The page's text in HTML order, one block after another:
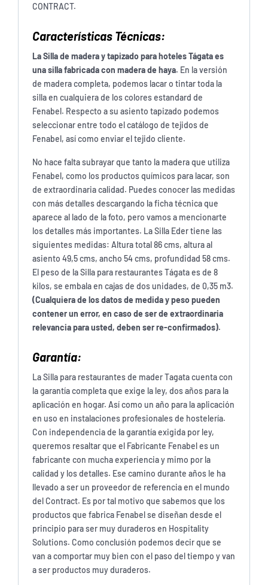
CONTRACT.
Características Técnicas:
La Silla de madera y tapizado para hoteles Tágata es
una silla fabricada con madera de haya. En la versión
de madera completa, podemos lacar o tintar toda la
silla en cualquiera de los colores estandard de
Fenabel. Respecto a su asiento tapizado podemos
seleccionar entre todo el catálogo de tejidos de
Fenabel, así como enviar el tejido cliente.
No hace falta subrayar que tanto la madera que utiliza
Fenabel, como los productos químicos para lacar, son
de extraordinaria calidad. Puedes conocer las medidas
con más detalles descargando la ficha técnica que
aparece al lado de la foto, pero vamos a mencionarte
los detalles más importantes. La Silla Eder tiene las
siguientes medidas: Altura total 86 cms, altura al
asiento 49,5 cms, ancho 54 cms, profundidad 58 cms.
El peso de la Silla para restaurantes Tágataes de 8
kilos, se embala en cajas de dos unidades, de 0,35 m3.
(Cualquiera de los datos de medida y peso pueden
contener un error, en caso de ser de extraordinaria
relevancia para usted, deben ser re-confirmados).
Garantía:
La Silla para restaurantes de mader Tagatacuenta con
la garantía completa que exige la ley, dos años para la
aplicación en hogar. Así como un año para la aplicación
en uso en instalaciones profesionales de hostelería.
Con independencia de la garantía exigida por ley,
queremos resaltar que el Fabricante Fenabel es un
fabricante con mucha experiencia y mimo por la
calidad y los detalles. Ese camino durante años le ha
llevado a ser un proveedor de referencia en el mundo
del Contract. Es por tal motivo que sabemos que los
productos que fabrica Fenabel se diseñan desde el
principio para ser muy duraderos en Hospitality
Solutions. Como conclusión podemos decir que se
van a comportar muy bien con el paso del tiempo y van
a ser productos muy duraderos.